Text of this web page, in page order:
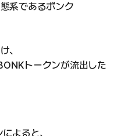
系であるボンク
、
トークンが流出した
よると、